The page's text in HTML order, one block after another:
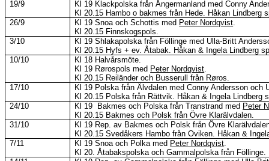
19/9 Kl 19 Klackpolska från Ångermanland med Conny
Kl 20.15 Hambo o bakmes från Hede. Håkan Lindberg
26/9
Kl 19Snoaoch Schottis med Peter Nordqvist.
Kl 20.15 Finnskogspols.
3/10
Kl 19Shlakapolskafrån Föllinge med Ulla-Britt
Kl 20.15 Hyfs + ev.Åtabak. Håkan & Ingela Lindberg
10/10
Kl 18 Halvårsmöte.
Kl 19 Rørospols med Peter Nordqvist.
Kl 20.15 Reiländeroch Busserull från Røros.
17/10
Kl 19 Polska från Älvdalen med Conny Andersson och
Kl 20.15 Polska från Rättvik. Håkan & Ingela Lindberg
24/10
Kl 19 Bakmes och Polska från Transtrand med Peter
Kl 20.15 Bakmes och Polsk från Övre Klarälvdalen.
31/10
Kl 19 Rep. av Bakmes och Polsk från Övre
Kl 20.15Svedåkers Hambo från Oviken. Håkan &
7/11
Kl 19Snoaoch Polka med Peter Nordqvist.
Kl 20.ÅtabakspolskaochGammalpolskafrån Föllinge.